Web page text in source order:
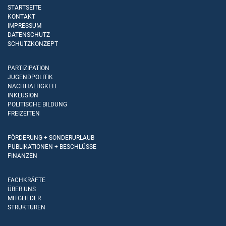
STARTSEITE
KONTAKT
IMPRESSUM
DATENSCHUTZ
SCHUTZKONZEPT
PARTIZIPATION
JUGENDPOLITIK
NACHHALTIGKEIT
INKLUSION
POLITISCHE BILDUNG
FREIZEITEN
FÖRDERUNG + SONDERURLAUB
PUBLIKATIONEN + BESCHLÜSSE
FINANZEN
FACHKRÄFTE
ÜBER UNS
MITGLIEDER
STRUKTUREN